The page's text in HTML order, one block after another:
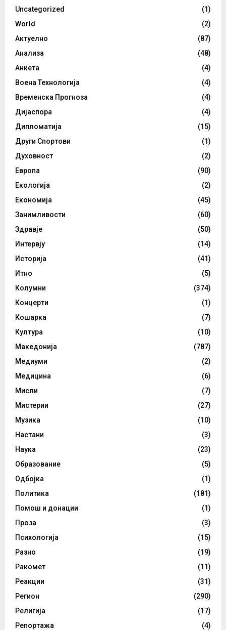
Uncategorized
(1)
World
(2)
Актуелно
(87)
Анализа
(48)
Анкета
(4)
Воена Технологија
(4)
Временска Прогноза
(4)
Дијаспора
(4)
Дипломатија
(15)
Други Спортови
(1)
Духовност
(2)
Европа
(90)
Екологија
(2)
Економија
(45)
Занимливости
(60)
Здравје
(50)
Интервју
(14)
Историја
(41)
Итно
(5)
Колумни
(374)
Концерти
(1)
Кошарка
(7)
Култура
(10)
Македонија
(787)
Медиуми
(2)
Медицина
(6)
Мисли
(7)
Мистерии
(27)
Музика
(10)
Настани
(3)
Наука
(23)
Образование
(5)
Одбојка
(1)
Политика
(181)
Помош и донации
(1)
Проза
(3)
Психологија
(15)
Разно
(19)
Ракомет
(11)
Реакции
(31)
Регион
(290)
Религија
(17)
Репортажа
(4)